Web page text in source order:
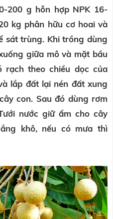
200 g hỗn hợp NPK 16-
kg phân hữu cơ hoai và
sát trùng. Khi trồng dùng
giữa mô và mặt bầu
rạch theo chiều dọc của
lắp đất lại nén đất xung
con. Sau đó dùng rơm
nước giữ ẩm cho cây
khô, nếu có mưa thì